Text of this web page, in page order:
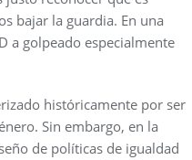
bajar la guardia. En una
a golpeado especialmente
históricamente por ser
Sin embargo, en la
de políticas de igualdad